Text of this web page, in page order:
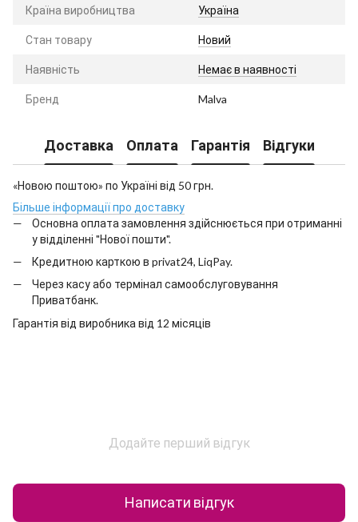
Країна виробництва Україна
Стан товару Новий
Наявність Немає в наявності
Бренд Malva
Доставка Оплата Гарантія Відгуки
«Новою поштою» по Україні від 50 грн.
Більше інформації про доставку
Основна оплата замовлення здійснюється при отриманні
у відділенні "Нової пошти".
Кредитною карткою в privat24, LiqPay.
Через касу або термінал самообслуговування
Приватбанк.
Гарантія від виробника від 12 місяців
Додайте перший відгук
Написати відгук